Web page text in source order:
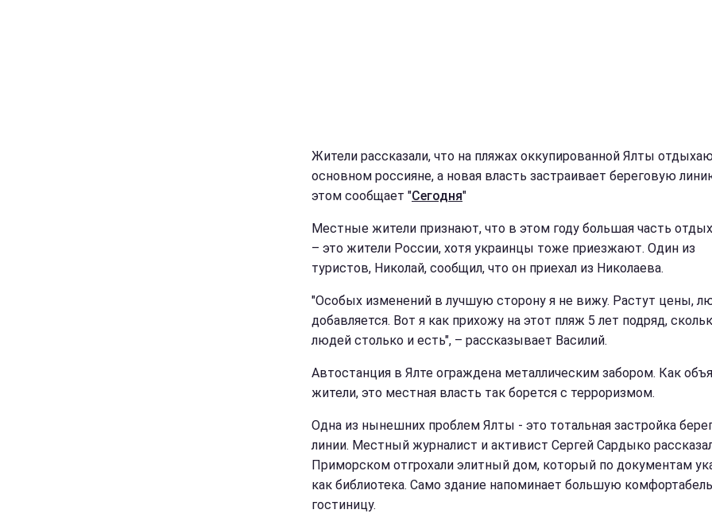
Жители рассказали, что на пляжах оккупированной Ялты
основном россияне, а новая власть застраивает береговую
этом сообщает "Сегодня"
Местные жители признают, что в этом году большая часть
– это жители России, хотя украинцы тоже приезжают. Один из
туристов, Николай, сообщил, что он приехал из Николаева.
"Особых изменений в лучшую сторону я не вижу. Растут цены,
добавляется. Вот я как прихожу на этот пляж 5 лет подряд,
людей столько и есть", – рассказывает Василий.
Автостанция в Ялте ограждена металлическим забором. Как
жители, это местная власть так борется с терроризмом.
Одна из нынешних проблем Ялты - это тотальная застройка
линии. Местный журналист и активист Сергей Сардыко
Приморском отгрохали элитный дом, который по документам
как библиотека. Само здание напоминает большую
гостиницу.